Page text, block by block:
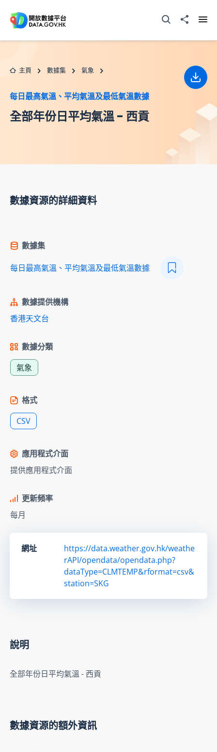
打開搜尋器分享至
主頁 數據集 氣象
每日最高氣溫、平均氣溫及最低氣溫數據
全部年份日平均氣溫 - 西貢
下載
數據資源的詳細資料
數據集
每日最高氣溫、平均氣溫及最低氣溫數據
數據提供機構
香港天文台
數據分類
氣象
格式
CSV
應用程式介面
提供應用程式介面
更新頻率
每月
網址
https://data.weather.gov.hk/weathe
rAPI/opendata/opendata.php?
dataType=CLMTEMP&rformat=csv&
station=SKG
說明
全部年份日平均氣溫 - 西貢
數據資源的額外資訊